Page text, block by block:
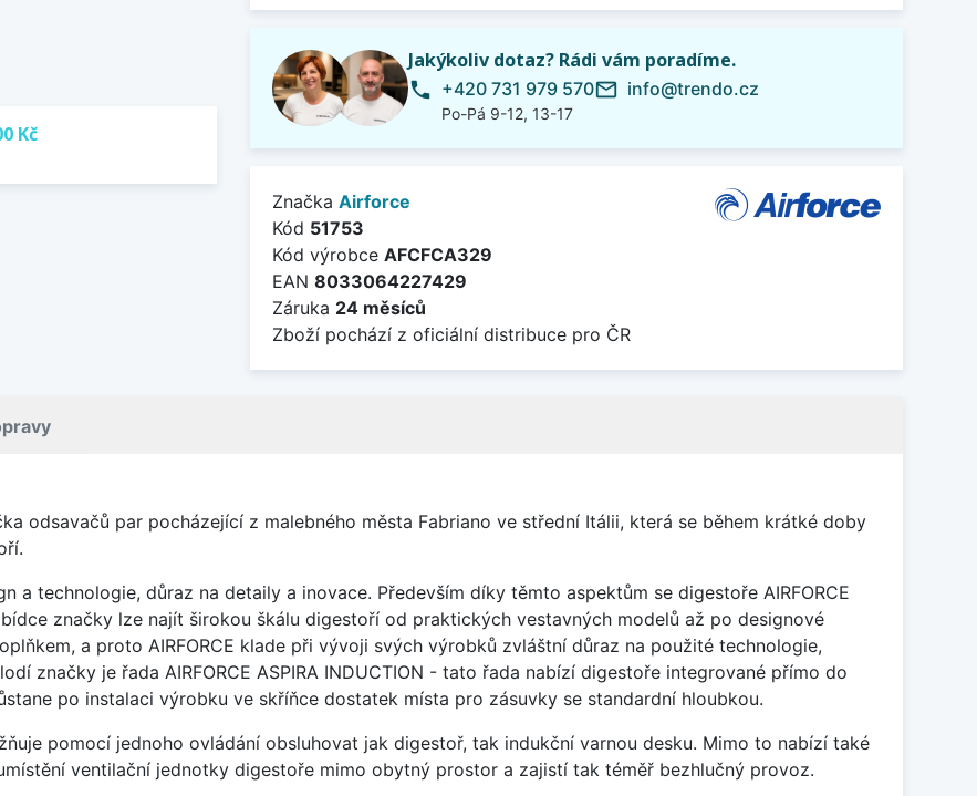
Kč
Jakýkoliv dotaz? Rádi vám poradíme.
phone +420 731 979 570
Po-Pá 9-12, 13-17
mail_outline info@trendo.cz
Značka Airforce
Kód 51753
Kód výrobce AFCFCA329
EAN 8033064227429
Záruka 24 měsíců
Zboží pochází z oficiální distribuce pro ČR
odsavačů par pocházející z malebného města Fabriano ve střední Itálii, která se během krátké doby
a technologie, důraz na detaily a inovace. Především díky těmto aspektům se digestoře AIRFORCE
značky lze najít širokou škálu digestoří od praktických vestavných modelů až po designové
a proto AIRFORCE klade při vývoji svých výrobků zvláštní důraz na použité technologie,
značky je řada AIRFORCE ASPIRA INDUCTION - tato řada nabízí digestoře integrované přímo do
po instalaci výrobku ve skříňce dostatek místa pro zásuvky se standardní hloubkou.
pomocí jednoho ovládání obsluhovat jak digestoř, tak indukční varnou desku. Mimo to nabízí také
ventilační jednotky digestoře mimo obytný prostor a zajistí tak téměř bezhlučný provoz.